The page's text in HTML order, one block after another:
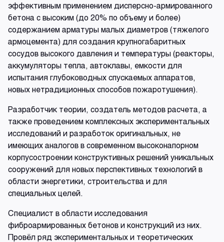
эффективным применением дисперсно-армированного
бетона с высоким (до 20% по объему и более)
содержанием арматуры малых диаметров (тяжелого
армоцемента) для создания крупногабаритных
сосудов высокого давления и температуры (реакторы,
аккумуляторы тепла, автоклавы, емкости для
испытания глубоководных спускаемых аппаратов,
новых нетрадиционных способов пожаротушения).
Разработчик теории, создатель методов расчета, а
также проведением комплексных экспериментальных
исследований и разработок оригинальных, не
имеющих аналогов в современном высоконапорном
корпусостроении конструктивных решений уникальных
сооружений для новых перспективных технологий в
области энергетики, строительства и для
специальных целей.
Специалист в области исследования
фиброармированных бетонов и конструкций из них.
Провёл ряд экспериментальных и теоретических